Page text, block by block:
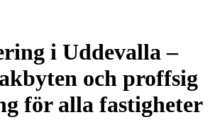
i Uddevalla –
och proffsig
för alla fastigheter